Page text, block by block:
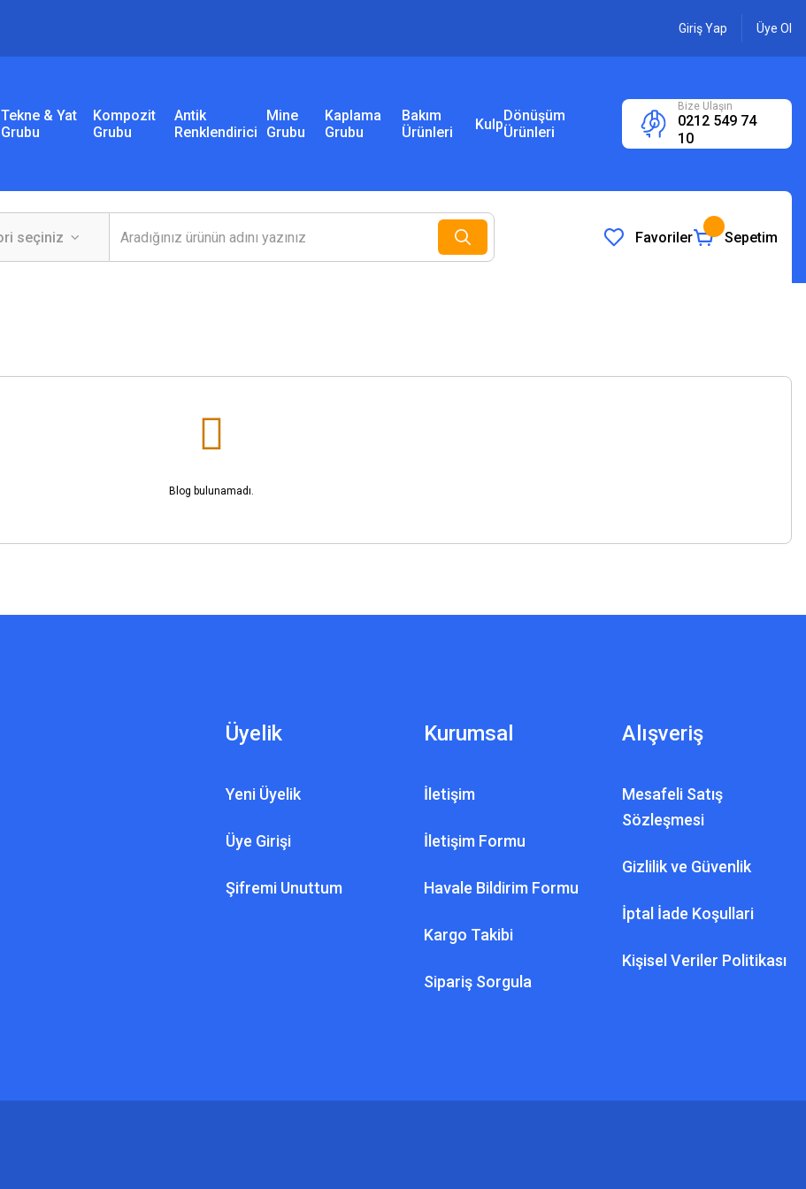
Giriş Yap Üye Ol
Tekne & Yat
Grubu
Kompozit
Grubu
Antik
Renklendirici
Mine
Grubu
Kaplama
Grubu
Bakım
Ürünleri
KulpDönüşüm
Ürünleri
Bize Ulaşın
0212 549 74
10
Favoriler Sepetim
Blog bulunamadı.
Üyelik
Yeni Üyelik
Üye Girişi
Şifremi Unuttum
Kurumsal
İletişim
İletişim Formu
Havale Bildirim Formu
Kargo Takibi
Sipariş Sorgula
Alışveriş
Mesafeli Satış
Sözleşmesi
Gizlilik ve Güvenlik
İptal İade Koşullari
Kişisel Veriler Politikası